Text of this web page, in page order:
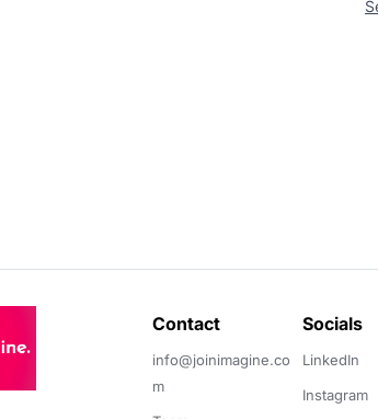
Contact
info@joinimagine.co
m
Socials
LinkedIn
Instagram